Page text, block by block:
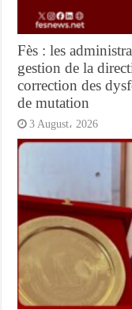
Fès : les
gestion de la
correction des
de mutation
3 August، 2026